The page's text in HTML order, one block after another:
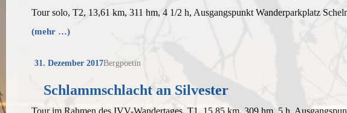
Tour solo, T2, 13,61 km, 311 hm, 4 1/2 h, Ausgangspunkt Wanderparkplatz
(mehr …)
31. Dezember 2017Bergpoetin
Schlammschlacht an Silvester